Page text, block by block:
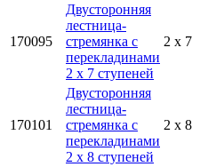
170095
Двусторонняя
лестница-
стремянка с
перекладинами
2 x 7 ступеней
2 x 7
170101
Двусторонняя
лестница-
стремянка с
перекладинами
2 x 8 ступеней
2 x 8